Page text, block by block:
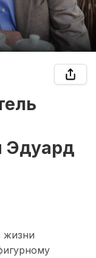
Эдуард
жизни